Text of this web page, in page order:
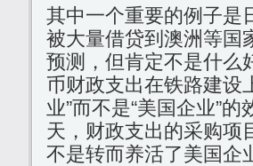
其中一个重要的例子是
被大量借贷到澳洲等国
预测，但肯定不是什么
币财政支出在铁路建设
业”而不是“美国企业”
天，财政支出的采购项
不是转而养活了美国企